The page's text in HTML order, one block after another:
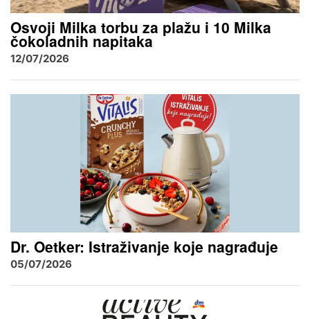
Osvoji Milka torbu za plažu i 10 Milka
čokoladnih napitaka
12/07/2026
Dr. Oetker: Istraživanje koje nagrađuje
05/07/2026